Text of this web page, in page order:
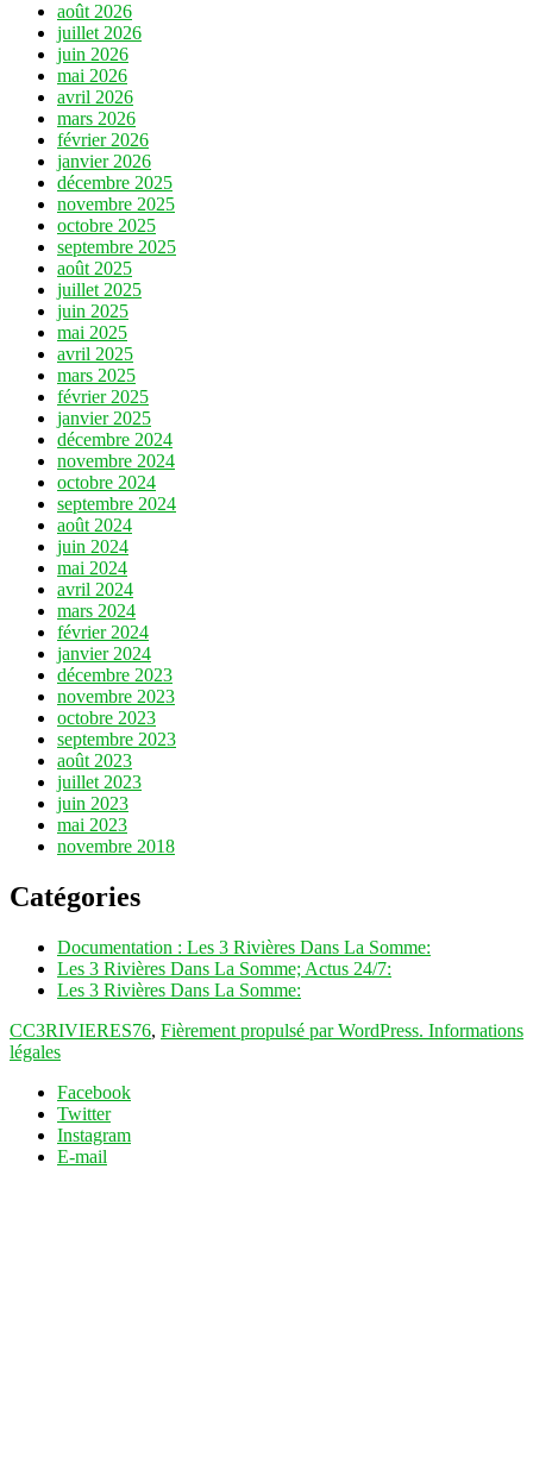
août 2026
juillet 2026
juin 2026
mai 2026
avril 2026
mars 2026
février 2026
janvier 2026
décembre 2025
novembre 2025
octobre 2025
septembre 2025
août 2025
juillet 2025
juin 2025
mai 2025
avril 2025
mars 2025
février 2025
janvier 2025
décembre 2024
novembre 2024
octobre 2024
septembre 2024
août 2024
juin 2024
mai 2024
avril 2024
mars 2024
février 2024
janvier 2024
décembre 2023
novembre 2023
octobre 2023
septembre 2023
août 2023
juillet 2023
juin 2023
mai 2023
novembre 2018
Catégories
Documentation : Les 3 Rivières Dans La Somme:
Les 3 Rivières Dans La Somme; Actus 24/7:
Les 3 Rivières Dans La Somme:
CC3RIVIERES76, Fièrement propulsé par WordPress. Informations
légales
Facebook
Twitter
Instagram
E-mail